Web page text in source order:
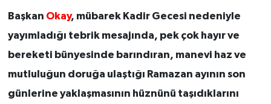
Başkan Okay, mübarek Kadir Gecesi nedeniyle
yayımladığı tebrik mesajında, pek çok hayır ve
bereketi bünyesinde barındıran, manevi haz ve
mutluluğun doruğa ulaştığı Ramazan ayının son
günlerine yaklaşmasının hüznünü taşıdıklarını